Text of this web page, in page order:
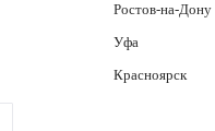
Ростов-на-Дону
Уфа
Красноярск